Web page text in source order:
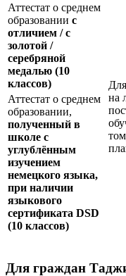
Аттестат о среднем
образовании с
отличием / с
золотой /
серебряной
медалью (10
классов)
на
Аттестат о среднем
образовании,
полученный в
школе с
углублённым
изучением
немецкого языка,
при наличии
языкового
сертификата DSD
(10 классов)
Для граждан